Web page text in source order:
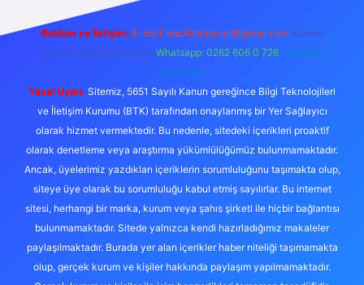
Reklam ve İletişim: E-mail: backlinkpaneli@gmail.com Teams:
forumhizmeti@gmail.com Whatsapp: 0262 606 0 726 Telegram:
@karabul
Yasal Uyarı: Sitemiz, 5651 Sayılı Kanun gereğince Bilgi Teknolojileri
ve İletişim Kurumu (BTK) tarafından onaylanmış bir Yer Sağlayıcı
olarak hizmet vermektedir. Bu nedenle, sitedeki içerikleri proaktif
olarak denetleme veya araştırma yükümlülüğümüz bulunmamaktadır.
Ancak, üyelerimiz yazdıkları içeriklerin sorumluluğunu taşımakta olup,
siteye üye olarak bu sorumluluğu kabul etmiş sayılırlar. Bu internet
sitesi, herhangi bir marka, kurum veya şahıs şirketi ile hiçbir bağlantısı
bulunmamaktadır. Sitede yalnızca kendi hazırladığımız makaleler
paylaşılmaktadır. Burada yer alan içerikler haber niteliği taşımamakta
olup, gerçek kurum ve kişiler hakkında paylaşım yapılmamaktadır.